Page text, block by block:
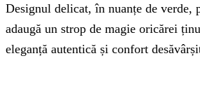
Designul delicat, în nuanțe de verde,
adaugă un strop de magie oricărei
eleganță autentică și confort